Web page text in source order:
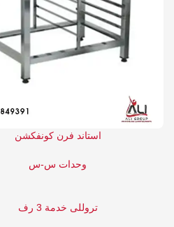
استاند فرن كونفكشن
وحدات س-س
تروللى خدمة 3 رف